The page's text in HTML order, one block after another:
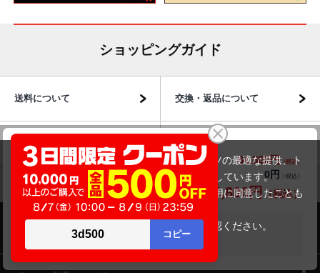
HP ProBook 635 Aero G8 (Ryzen5 5600U)
商品価格(税込) 84,800円
オプション小計価格(税込)
0円
商品合計価格(税込)
84,800円
在庫がありません
ショッピングガイド
送料について 交換・返品について
お届けについて 商品・保証について
当サイトでは利用体験の向上およびコンテンツの最適な提供、ト
ラフィックの分析を目的としてCookieを使用しています。
サイトの閲覧を継続された場合、Cookieの利用に同意したことも
のといたします。
をご確認ください。
承諾する